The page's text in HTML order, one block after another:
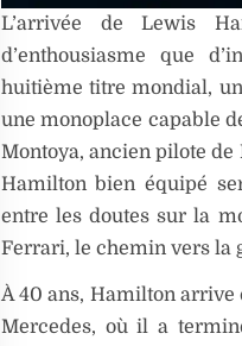
L’arrivée de Lewis
d’enthousiasme que
huitième titre mondial,
une monoplace capable
Montoya, ancien pilote de
Hamilton bien équipé
entre les doutes sur la
Ferrari, le chemin vers la
À 40 ans, Hamilton arrive
Mercedes, où il a